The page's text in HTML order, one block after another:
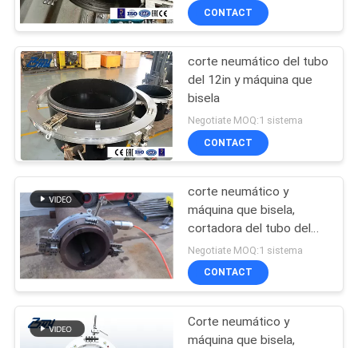
CONTACT
corte neumático del tubo
del 12in y máquina que
bisela
Negotiate MOQ:1 sistema
CONTACT
corte neumático y
máquina que bisela,
cortadora del tubo del
18in del tubo de 457m m
Negotiate MOQ:1 sistema
CONTACT
Corte neumático y
máquina que bisela,